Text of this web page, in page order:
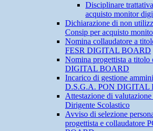
Disciplinare
acquisto monitor
Dichiarazione di non
Consip per acquisto
Nomina collaudatore a
FESR DIGITAL BOARD
Nomina progettista a titolo
DIGITAL BOARD
Incarico di gestione
D.S.G.A. PON DIGITAL
Attestazione di
Dirigente Scolastico
Avviso di selezione
progettista e collaudatore